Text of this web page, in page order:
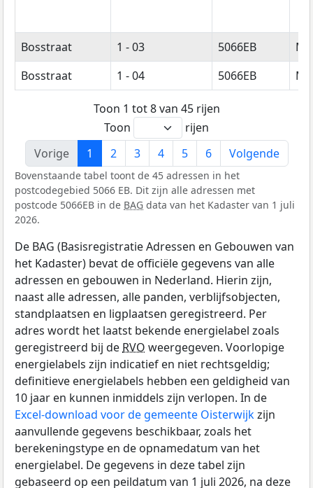
Bosstraat 1 - 03 5066EB
Bosstraat
1 - 04 5066EB
Toon 1 tot 8 van 45 rijen
Toon
rijen
Vorige
1 2 3 4 5 6 Volgende
Bovenstaande tabel toont de 45 adressen in het
postcodegebied 5066 EB. Dit zijn alle adressen met
postcode 5066EB in de BAG data van het Kadaster van 1 juli
2026.
De BAG (Basisregistratie Adressen en Gebouwen van
het Kadaster) bevat de officiële gegevens van alle
adressen en gebouwen in Nederland. Hierin zijn,
naast alle adressen, alle panden, verblijfsobjecten,
standplaatsen en ligplaatsen geregistreerd. Per
adres wordt het laatst bekende energielabel zoals
geregistreerd bij de RVO weergegeven. Voorlopige
energielabels zijn indicatief en niet rechtsgeldig;
definitieve energielabels hebben een geldigheid van
10 jaar en kunnen inmiddels zijn verlopen. In de
Excel-download voor de gemeente Oisterwijkzijn
aanvullende gegevens beschikbaar, zoals het
berekeningstype en de opnamedatum van het
energielabel. De gegevens in deze tabel zijn
gebaseerd op een peildatum van 1 juli 2026, na deze